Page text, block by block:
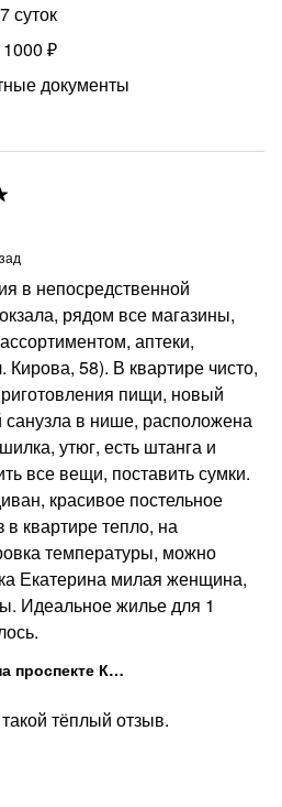
суток
₽
документы
в непосредственной
рядом все магазины,
аптеки,
Кирова, 58). В квартире чисто,
пищи, новый
санузла в нише, расположена
утюг, есть штанга и
все вещи, поставить сумки.
красивое постельное
квартире тепло, на
температуры, можно
Екатерина милая женщина,
Идеальное жилье для 1
Апартаменты на проспекте Кирова
тёплый отзыв.